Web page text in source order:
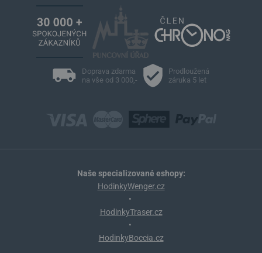
Doprava zdarma
na vše od 3 000,-
Prodloužená
záruka 5 let
Naše specializované eshopy:
HodinkyWenger.cz
•
HodinkyTraser.cz
•
HodinkyBoccia.cz